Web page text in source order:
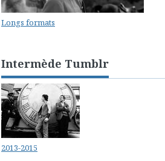
Longs formats
Intermède Tumblr
2013-2015